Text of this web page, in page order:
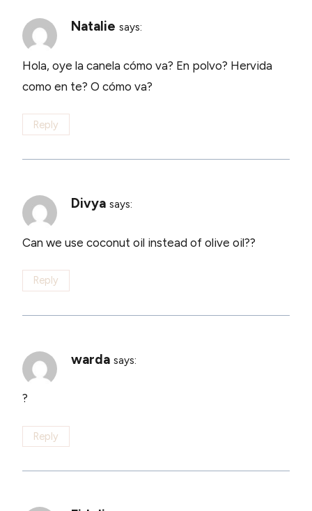
Natalie says:
Hola, oye la canela cómo va? En polvo? Hervida
como en te? O cómo va?
Reply
Divya says:
Can we use coconut oil instead of olive oil??
Reply
warda says:
?
Reply